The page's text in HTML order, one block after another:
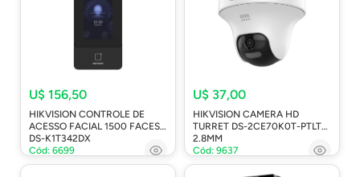
U$ 156,50
HIKVISION CONTROLE DE
ACESSO FACIAL 1500 FACES
DS-K1T342DX
Cód: 6699
U$ 37,00
HIKVISION CAMERA HD
TURRET DS-2CE70K0T-PTLTS
2.8MM
Cód: 9637